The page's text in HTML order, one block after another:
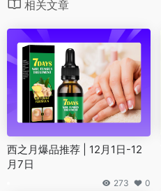
相关文章
西之月爆品推荐 | 12月1日-12
月7日
273 0